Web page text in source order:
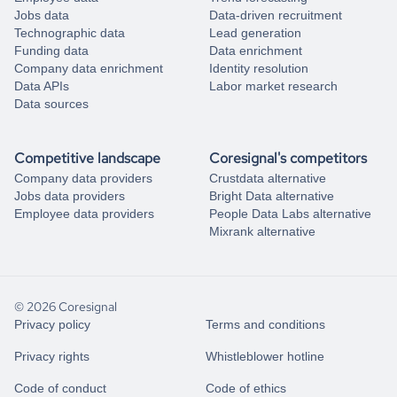
Jobs data
Technographic data
Funding data
Company data enrichment
Data APIs
Data sources
Data-driven recruitment
Lead generation
Data enrichment
Identity resolution
Labor market research
Competitive landscape
Company data providers
Jobs data providers
Employee data providers
Coresignal's competitors
Crustdata alternative
Bright Data alternative
People Data Labs alternative
Mixrank alternative
© 2026 Coresignal
Privacy policy Terms and conditions
Privacy rights Whistleblower hotline
Code of conduct Code of ethics